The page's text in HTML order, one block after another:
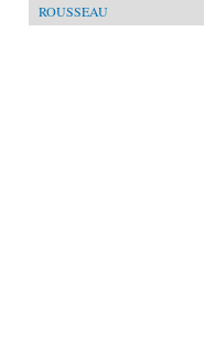
ROUSSEAU